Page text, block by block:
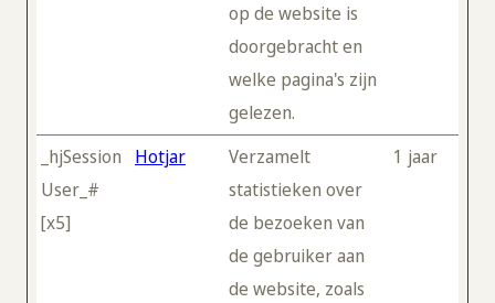
op de website is
doorgebracht en
welke pagina's zijn
gelezen.
_hjSession
User_#
[x5]
Hotjar
Verzamelt
statistieken over
de bezoeken van
de gebruiker aan
de website, zoals
1 jaar